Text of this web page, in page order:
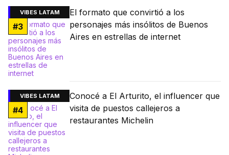
VIBES LATAM
#3
El formato que convirtió a los
personajes más insólitos de Buenos
Aires en estrellas de internet
VIBES LATAM
#4
Conocé a El Arturito, el influencer que
visita de puestos callejeros a
restaurantes Michelin